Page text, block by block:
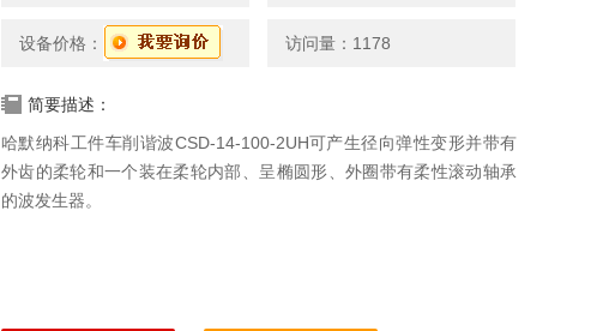
设备价格： 访问量：1178
简要描述：
哈默纳科工件车削谐波CSD-14-100-2UH可产生径向弹性变形并带有
外齿的柔轮和一个装在柔轮内部、呈椭圆形、外圈带有柔性滚动轴承
的波发生器。